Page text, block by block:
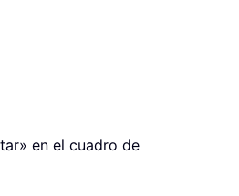
en el cuadro de